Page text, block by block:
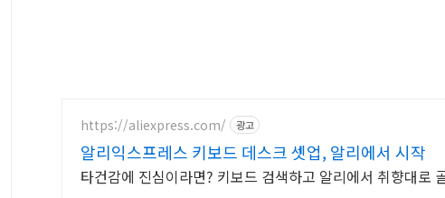
https://aliexpress.com/ 광고
알리익스프레스 키보드 데스크 셋업, 알리에서 시작
타건감에 진심이라면? 키보드 검색하고 알리에서 취향대로